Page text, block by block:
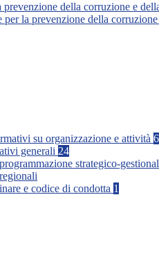
della corruzione e
per la prevenzione della
su organizzazione e attività 6
generali 24
strategico-
e codice di condotta 1